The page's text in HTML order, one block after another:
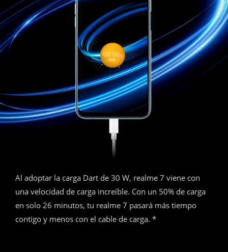
Al adoptar la carga Dart de 30 W, realme 7 viene con
una velocidad de carga increíble. Con un 50% de carga
en solo 26 minutos, tu realme 7 pasará más tiempo
contigo y menos con el cable de carga. *